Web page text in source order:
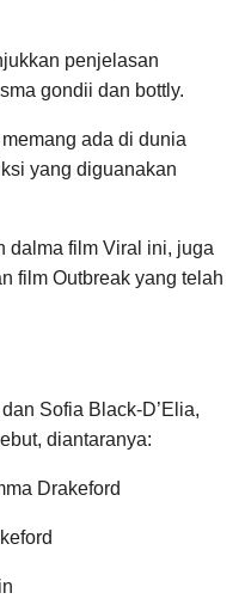
penjelasan
gondii dan bottly.
ada di dunia
yang diguanakan
dalma film Viral ini, juga
film Outbreak yang telah
Sofia Black-D’Elia,
diantaranya:
Drakeford